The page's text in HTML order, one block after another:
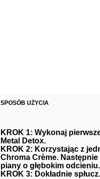
SPOSÓB UŻYCIA
KROK 1: Wykonaj
Metal Detox.
KROK 2: Korzystając z
Chroma Crème.
piany o głębokim
KROK 3: Dokładnie spłucz.